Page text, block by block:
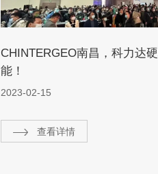
CHINTERGEO南昌，科力达
能！
2023-02-15
查看详情